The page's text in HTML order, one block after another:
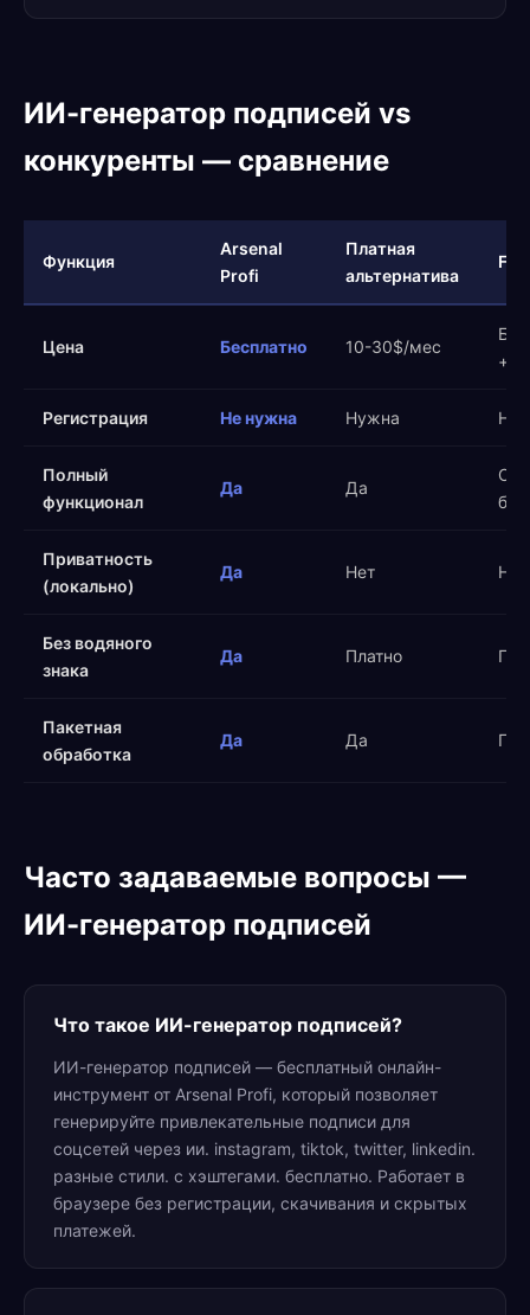
ИИ-генератор подписей vs
конкуренты — сравнение
Функция
Arsenal
Profi
Платная
альтернатива
Цена Бесплатно 10-30$/мес
+
Регистрация Не нужна Нужна
Полный
функционал
Да Да
Приватность
(локально)
Да Нет Нет
Без водяного
знака
Да Платно
Пакетная
обработка
Да Да
Часто задаваемые вопросы —
ИИ-генератор подписей
Что такое ИИ-генератор подписей?
ИИ-генератор подписей — бесплатный онлайн-
инструмент от Arsenal Profi, который позволяет
генерируйте привлекательные подписи для
соцсетей через ии. instagram, tiktok, twitter, linkedin.
разные стили. с хэштегами. бесплатно. Работает в
браузере без регистрации, скачивания и скрытых
платежей.